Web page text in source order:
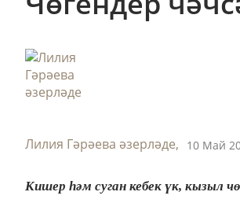
Лилия Гәрәева әзерләде, 10 Май
Кишер һәм суган кебек үк, кызыл